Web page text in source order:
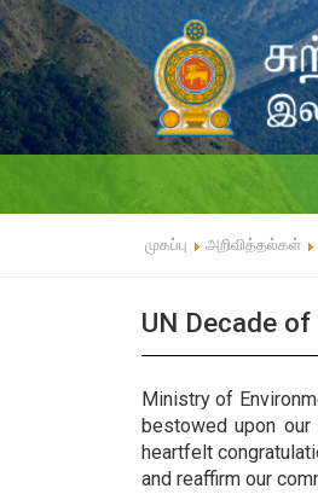
முகப்பு அறிவித்தல்கள்
UN Decade
Ministry of
bestowed upon
heartfelt
and reaffirm our